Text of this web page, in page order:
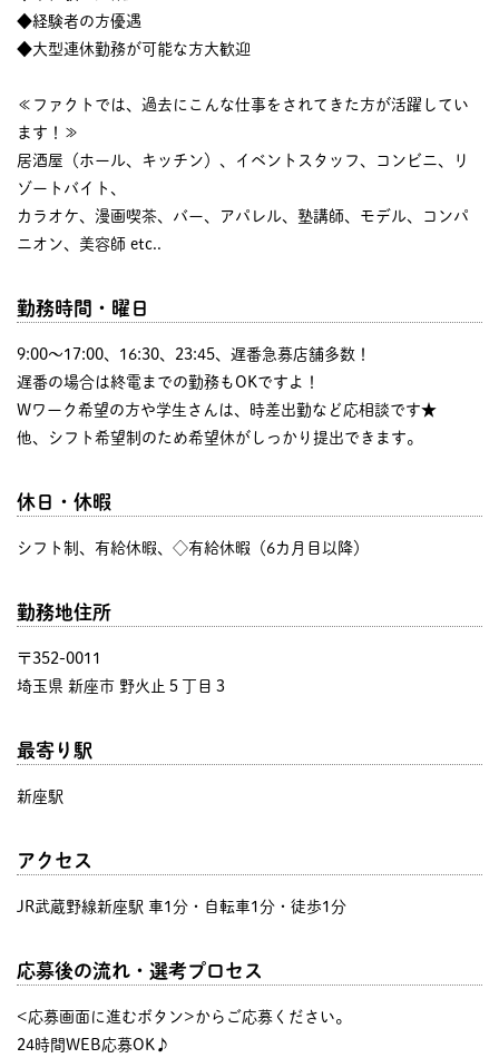
◆経験者の方優遇
◆大型連休勤務が可能な方大歓迎
≪ファクトでは、過去にこんな仕事をされてきた方が活躍してい
ます！≫
居酒屋（ホール、キッチン）、イベントスタッフ、コンビニ、リ
ゾートバイト、
カラオケ、漫画喫茶、バー、アパレル、塾講師、モデル、コンパ
ニオン、美容師 etc..
勤務時間・曜日
9:00〜17:00、16:30、23:45、遅番急募店舗多数！
遅番の場合は終電までの勤務もOKですよ！
Wワーク希望の方や学生さんは、時差出勤など応相談です★
他、シフト希望制のため希望休がしっかり提出できます。
休日・休暇
シフト制、有給休暇、◇有給休暇（6カ月目以降）
勤務地住所
〒352-0011
埼玉県 新座市 野火止５丁目３
最寄り駅
新座駅
アクセス
JR武蔵野線新座駅 車1分・自転車1分・徒歩1分
応募後の流れ・選考プロセス
<応募画面に進むボタン>からご応募ください。
24時間WEB応募OK♪